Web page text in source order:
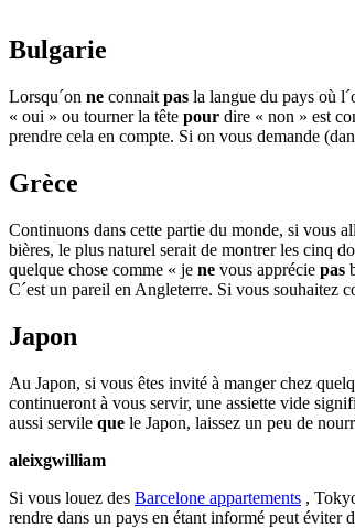
Bulgarie
Lorsqu´on ne connait pas la langue du pays où
« oui » ou tourner la tête pour dire « non » est
prendre cela en compte. Si on vous demande
Grèce
Continuons dans cette partie du monde, si vous
bières, le plus naturel serait de montrer les cinq
quelque chose comme « je ne vous apprécie pas
C´est un pareil en Angleterre. Si vous souhaitez
Japon
Au Japon, si vous êtes invité à manger chez
continueront à vous servir, une assiette vide
aussi servile que le Japon, laissez un peu de
aleixgwilliam
Si vous louez des Barcelone appartements ,
rendre dans un pays en étant informé peut éviter